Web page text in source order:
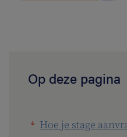
Op deze pagina
Hoe je stage